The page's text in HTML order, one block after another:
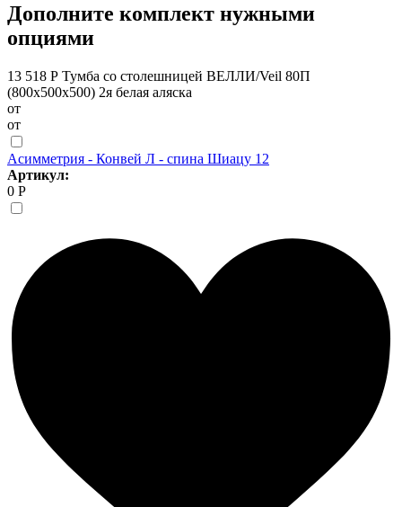
Дополните комплект нужными
опциями
13 518 Р Тумба со столешницей ВЕЛЛИ/Veil 80П
(800х500х500) 2я белая аляска
от
от
Асимметрия - Конвей Л - спина Шиацу 12
Артикул:
0 Р